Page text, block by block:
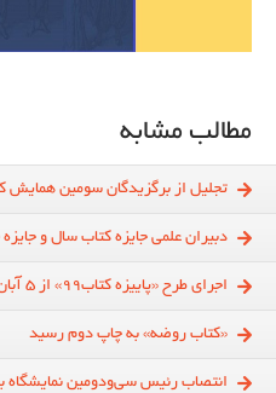
مطالب مشابه
تجلیل از برگزیدگان سومین همایش
دبیران علمی جایزه کتاب سال و
اجرای طرح «پاییزه کتاب۹۹» از ۵ آبان
«کتاب روضه» به چاپ دوم رسید
انتصاب رئیس سی‌و‌دومین نمایشگاه